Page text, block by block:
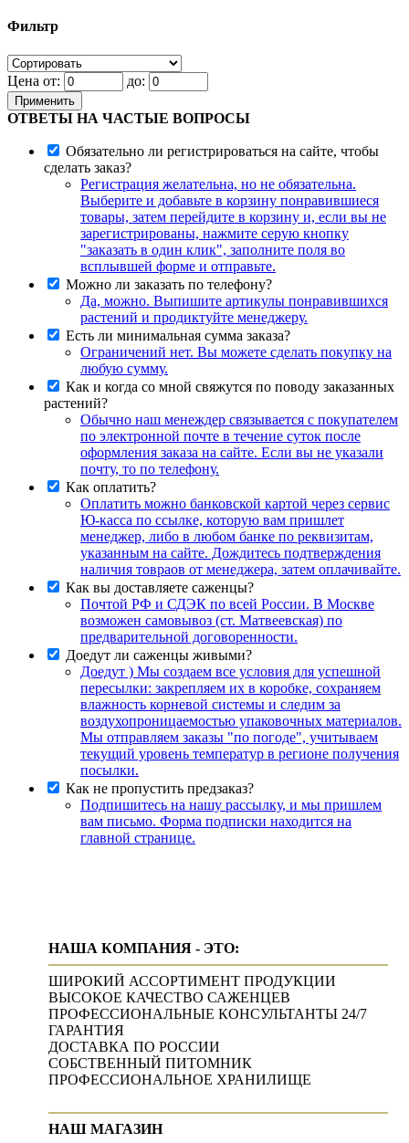
Фильтр
Цена от: до:
Применить
ОТВЕТЫ НА ЧАСТЫЕ ВОПРОСЫ
Обязательно ли регистрироваться на сайте, чтобы
сделать заказ?
Регистрация желательна, но не обязательна.
Выберите и добавьте в корзину понравившиеся
товары, затем перейдите в корзину и, если вы не
зарегистрированы, нажмите серую кнопку
"заказать в один клик", заполните поля во
всплывшей форме и отправьте.
Можно ли заказать по телефону?
Да, можно. Выпишите артикулы понравившихся
растений и продиктуйте менеджеру.
Есть ли минимальная сумма заказа?
Ограничений нет. Вы можете сделать покупку на
любую сумму.
Как и когда со мной свяжутся по поводу заказанных
растений?
Обычно наш менеждер связывается с покупателем
по электронной почте в течение суток после
оформления заказа на сайте. Если вы не указали
почту, то по телефону.
Как оплатить?
Оплатить можно банковской картой через сервис
Ю-касса по ссылке, которую вам пришлет
менеджер, либо в любом банке по реквизитам,
указанным на сайте. Дождитесь подтверждения
наличия товраов от менеджера, затем оплачивайте.
Как вы доставляете саженцы?
Почтой РФ и СДЭК по всей России. В Москве
возможен самовывоз (ст. Матвеевская) по
предварительной договоренности.
Доедут ли саженцы живыми?
Доедут ) Мы создаем все условия для успешной
пересылки: закрепляем их в коробке, сохраняем
влажность корневой системы и следим за
воздухопроницаемостью упаковочных материалов.
Мы отправляем заказы "по погоде", учитываем
текущий уровень температур в регионе получения
посылки.
Как не пропустить предзаказ?
Подпишитесь на нашу рассылку, и мы пришлем
вам письмо. Форма подписки находится на
главной странице.
НАША КОМПАНИЯ - ЭТО:
ШИРОКИЙ АССОРТИМЕНТ ПРОДУКЦИИ
ВЫСОКОЕ КАЧЕСТВО САЖЕНЦЕВ
ПРОФЕССИОНАЛЬНЫЕ КОНСУЛЬТАНТЫ 24/7
ГАРАНТИЯ
ДОСТАВКА ПО РОССИИ
СОБСТВЕННЫЙ ПИТОМНИК
ПРОФЕССИОНАЛЬНОЕ ХРАНИЛИЩЕ
НАШ МАГАЗИН